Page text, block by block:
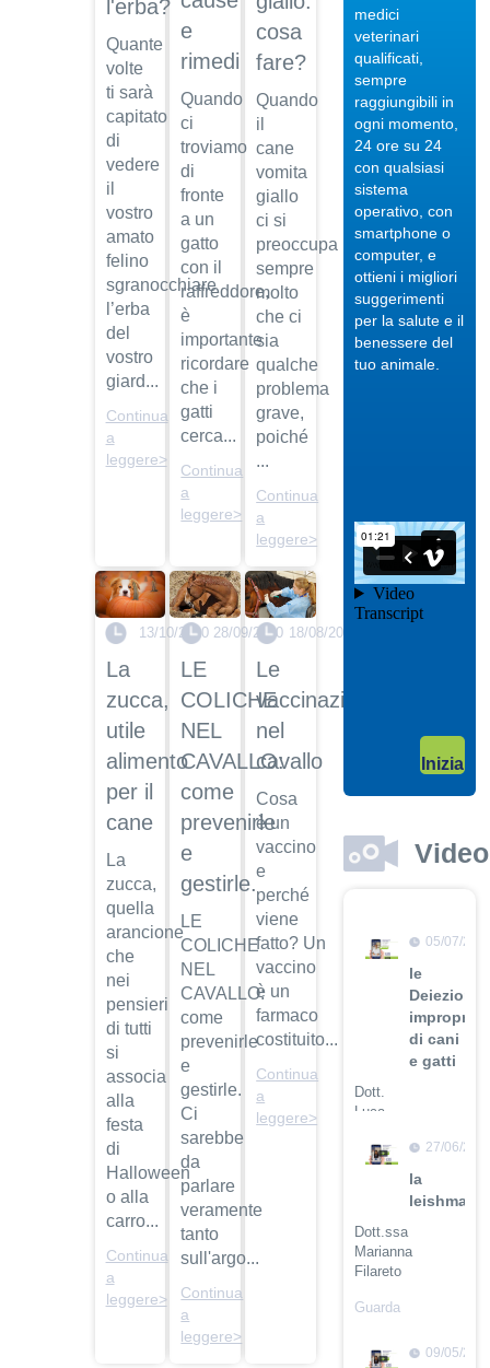
l'erba?
Quante
volte
ti sarà
capitato
di
vedere
il
vostro
amato
felino
sgranocchiare
l’erba
del
vostro
giard...
Continua
a
leggere>
e
rimedi
Quando
ci
troviamo
di
fronte
a un
gatto
con il
raffreddore,
è
importante
ricordare
che i
gatti
cerca...
Continua
a
leggere>
cosa
fare?
Quando
il
cane
vomita
giallo
ci si
preoccupa
sempre
molto
che ci
sia
qualche
problema
grave,
poiché
...
Continua
a
leggere>
13/10/2020
La
zucca,
utile
alimento
per il
cane
La
zucca,
quella
arancione
che
nei
pensieri
di tutti
si
associa
alla
festa
di
Halloween
o alla
carro...
Continua
a
leggere>
28/09/2020
LE
COLICHE
NEL
CAVALLO:
come
prevenirle
e
gestirle.
LE
COLICHE
NEL
CAVALLO:
come
prevenirle
e
gestirle.
Ci
sarebbe
da
parlare
veramente
tanto
sull'argo...
Continua
a
leggere>
18/08/2020
Le
vaccinazioni
nel
cavallo
Cosa
è un
vaccino
e
perché
viene
fatto? Un
vaccino
è un
farmaco
costituito...
Continua
a
leggere>
medici
veterinari
qualificati,
sempre
raggiungibili in
ogni momento,
24 ore su 24
con qualsiasi
sistema
operativo, con
smartphone o
computer, e
ottieni i migliori
suggerimenti
per la salute e il
benessere del
tuo animale.
Inizia
Video
04/10/
Veterinario
di
Maurizio
Albano
Guarda
il video
04/10/
Regalare
04/10/
Garanzie
post
vendita
04/10/
Adozione
Dott.
Albano
Guarda
05/07/
le
Deiezioni
improprie
di cani
e gatti
Dott.
Luca
Guarda
27/06/
la
Dott.ssa
Marianna
Filareto
Guarda
09/05/